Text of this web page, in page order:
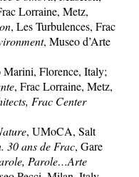
Lorraine, Metz,
, Les Turbulences, Frac
, Museo d’Arte
Florence, Italy;
, Frac Lorraine, Metz,
Frac Center
, UMoCA, Salt
30 ans de Frac, Gare
Parole…Arte